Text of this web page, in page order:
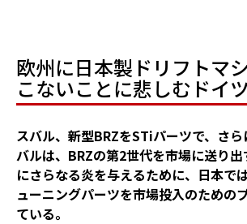
欧州に日本製ドリフトマ
こないことに悲しむドイ
スバル、新型BRZをSTiパーツで、さ
バルは、BRZの第2世代を市場に送り
にさらなる炎を与えるために、日本で
ューニングパーツを市場投入のための
ている。